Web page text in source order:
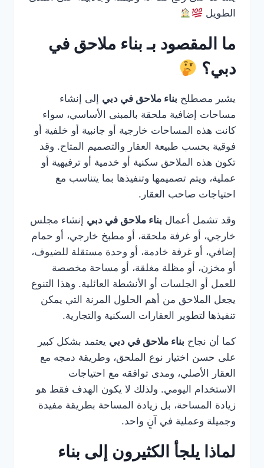
الطويل
ما المقصود بـ بناء ملاحق في
دبي؟
يشير مصطلح بناء ملاحق في دبي إلى إنشاء
مساحات إضافية ملحقة بالمبنى الأساسي، سواء
كانت هذه المساحات خارجية أو جانبية أو خلفية أو
فوقية بحسب طبيعة العقار والتصميم المتاح. وقد
تكون هذه الملاحق سكنية أو خدمية أو ترفيهية أو
عملية، ويتم تصميمها وتنفيذها بما يتناسب مع
احتياجات صاحب العقار.
وقد تشمل أعمال بناء ملاحق في دبي إنشاء مجلس
خارجي، أو غرفة ملحقة، أو مطبخ خارجي، أو حمام
إضافي، أو غرفة خادمة، أو وحدة مستقلة للضيوف،
أو مخزن، أو مظلة مغلقة، أو مساحة مخصصة
للعمل أو الجلسات أو الأنشطة العائلية. وهذا التنوع
يجعل الملاحق من أهم الحلول المرنة التي يمكن
تنفيذها لتطوير العقارات السكنية والتجارية.
كما أن نجاح بناء ملاحق في دبي يعتمد بشكل كبير
على حسن اختيار نوع الملحق، وطريقة دمجه مع
العقار الأصلي، ومدى توافقه مع احتياجات
الاستخدام اليومي. ولذلك لا يكون الهدف فقط هو
زيادة المساحة، بل زيادة المساحة بطريقة مفيدة
وجميلة وعملية في آنٍ واحد.
لماذا يلجأ الكثيرون إلى بناء